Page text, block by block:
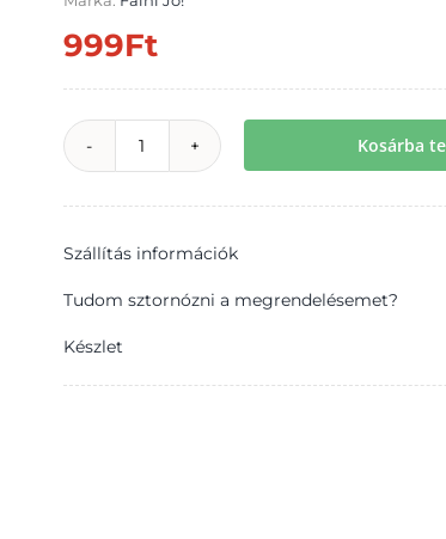
999Ft
ízesítésű
hot-
Kosárba
Szállítás információk
Tudom sztornózni a megrendelésemet?
Készlet